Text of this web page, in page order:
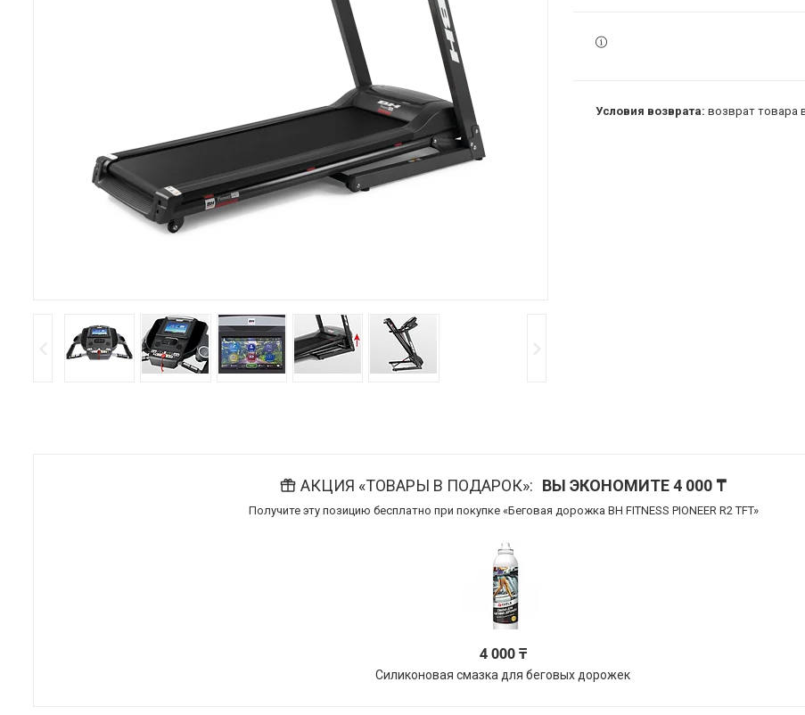
возврат товара
АКЦИЯ «ТОВАРЫ В ПОДАРОК» ВЫ ЭКОНОМИТЕ 4 000 ₸
Получите эту позицию бесплатно при покупке «Беговая дорожка BH FITNESS PIONEER R2 TFT»
4 000 ₸
Силиконовая смазка для беговых дорожек